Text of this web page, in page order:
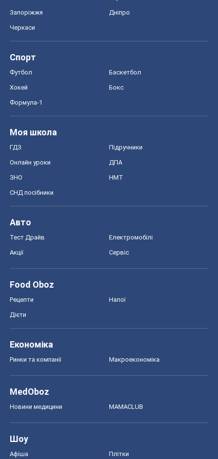
Запоріжжя Дніпро
Черкаси
Спорт
Футбол Баскетбол
Хокей Бокс
Формула-1
Моя школа
ГДЗ Підручники
Онлайн уроки ДПА
ЗНО НМТ
СНД посібники
Авто
Тест Драйв Електромобілі
Акції Сервіс
Food Oboz
Рецепти Напої
Дієти
Економіка
Ринки та компанії Макроекономіка
MedOboz
Новини медицини MAMACLUB
Шоу
Афіша Плітки